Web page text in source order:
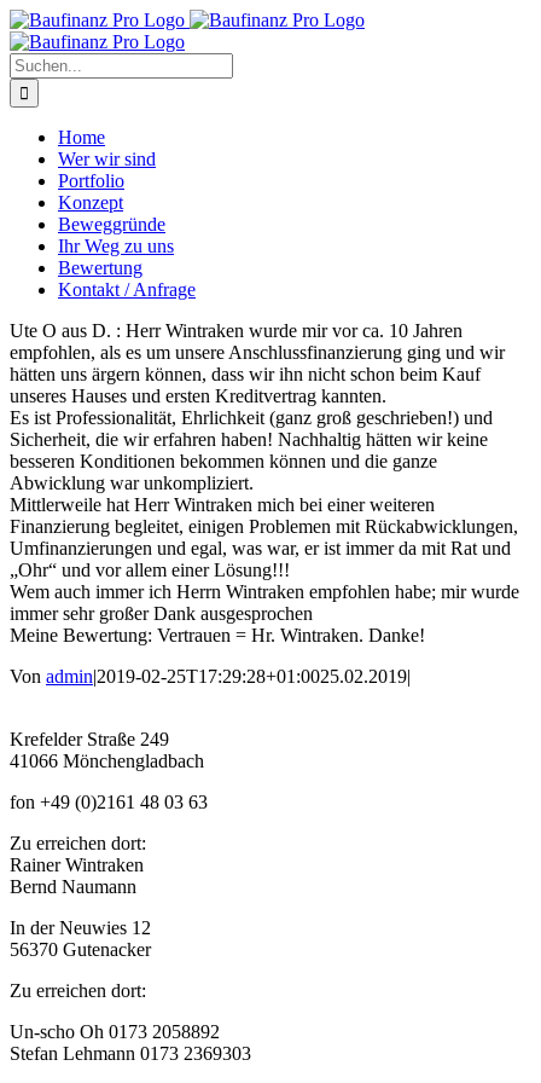
Zum
Inhalt
springen
Suche
nach:
Home
Wer wir sind
Portfolio
Konzept
Beweggründe
Ihr Weg zu uns
Bewertung
Kontakt / Anfrage
Ute O aus D. : Herr Wintraken wurde mir vor ca. 10 Jahren
empfohlen, als es um unsere Anschlussfinanzierung ging und wir
hätten uns ärgern können, dass wir ihn nicht schon beim Kauf
unseres Hauses und ersten Kreditvertrag kannten.
Es ist Professionalität, Ehrlichkeit (ganz groß geschrieben!) und
Sicherheit, die wir erfahren haben! Nachhaltig hätten wir keine
besseren Konditionen bekommen können und die ganze
Abwicklung war unkompliziert.
Mittlerweile hat Herr Wintraken mich bei einer weiteren
Finanzierung begleitet, einigen Problemen mit Rückabwicklungen,
Umfinanzierungen und egal, was war, er ist immer da mit Rat und
„Ohr“ und vor allem einer Lösung!!!
Wem auch immer ich Herrn Wintraken empfohlen habe; mir wurde
immer sehr großer Dank ausgesprochen
Meine Bewertung: Vertrauen = Hr. Wintraken. Danke!
Von admin|2019-02-25T17:29:28+01:0025.02.2019|
Krefelder Straße 249
41066 Mönchengladbach
fon +49 (0)2161 48 03 63
Zu erreichen dort:
Rainer Wintraken
Bernd Naumann
In der Neuwies 12
56370 Gutenacker
Zu erreichen dort:
Un-scho Oh 0173 2058892
Stefan Lehmann 0173 2369303